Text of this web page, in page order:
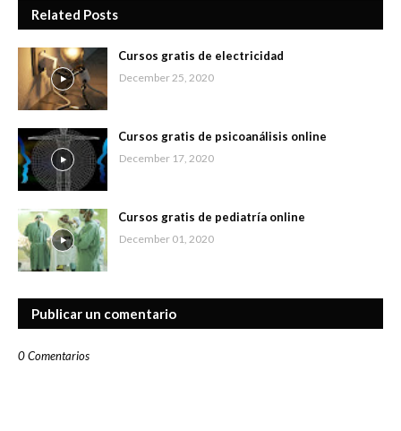
Related Posts
Cursos gratis de electricidad
December 25, 2020
Cursos gratis de psicoanálisis online
December 17, 2020
Cursos gratis de pediatría online
December 01, 2020
Publicar un comentario
0 Comentarios